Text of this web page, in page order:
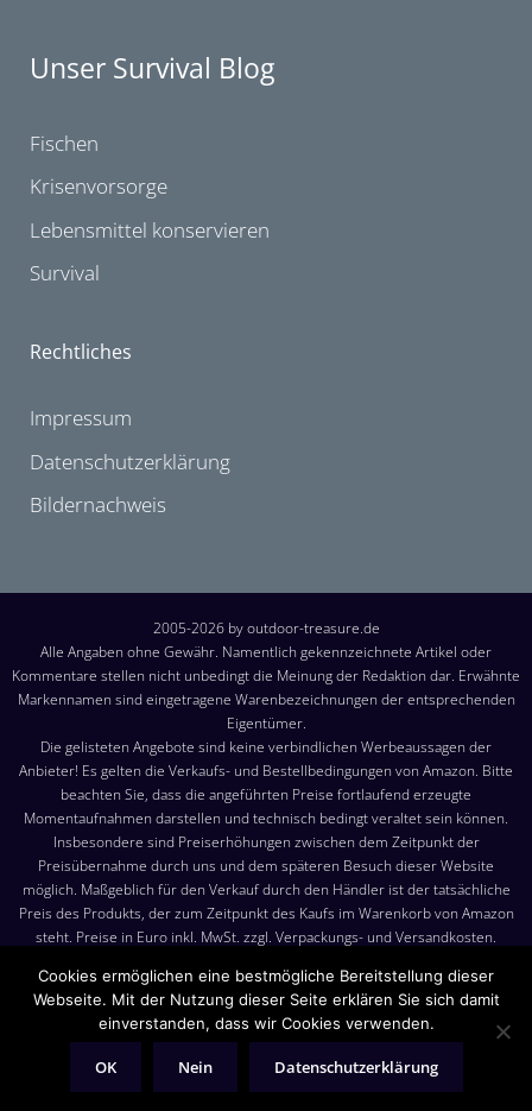
Unser Survival Blog
Fischen
Krisenvorsorge
Lebensmittel konservieren
Survival
Rechtliches
Impressum
Datenschutzerklärung
Bildernachweis
2005-2026 by outdoor-treasure.de
Alle Angaben ohne Gewähr. Namentlich gekennzeichnete Artikel oder
Kommentare stellen nicht unbedingt die Meinung der Redaktion dar. Erwähnte
Markennamen sind eingetragene Warenbezeichnungen der entsprechenden
Eigentümer.
Die gelisteten Angebote sind keine verbindlichen Werbeaussagen der
Anbieter! Es gelten die Verkaufs- und Bestellbedingungen von Amazon. Bitte
beachten Sie, dass die angeführten Preise fortlaufend erzeugte
Momentaufnahmen darstellen und technisch bedingt veraltet sein können.
Insbesondere sind Preiserhöhungen zwischen dem Zeitpunkt der
Preisübernahme durch uns und dem späteren Besuch dieser Website
möglich. Maßgeblich für den Verkauf durch den Händler ist der tatsächliche
Preis des Produkts, der zum Zeitpunkt des Kaufs im Warenkorb von Amazon
steht. Preise in Euro inkl. MwSt. zzgl. Verpackungs- und Versandkosten.
angegeben, die Kosten für den Versand nach Deutschland. Es gelten jedoch
die im Warenkorb von Amazon angezeigten Liefer- und Versandkosten.
Produktbilder: Die angezeigten Bilder werden von den jeweiligen Händler
abweichen.
Cookies ermöglichen eine bestmögliche Bereitstellung dieser
Webseite. Mit der Nutzung dieser Seite erklären Sie sich damit
einverstanden, dass wir Cookies verwenden.
OK Nein Datenschutzerklärung